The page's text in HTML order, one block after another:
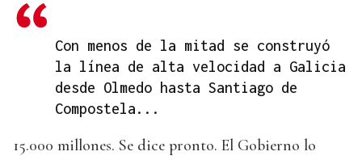
Con menos de la mitad se construyó
la línea de alta velocidad a Galicia
desde Olmedo hasta Santiago de
Compostela...
15.000 millones. Se dice pronto. El Gobierno lo